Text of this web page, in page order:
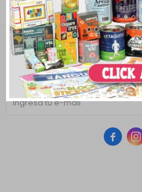
¡Suscribite y recibí
 